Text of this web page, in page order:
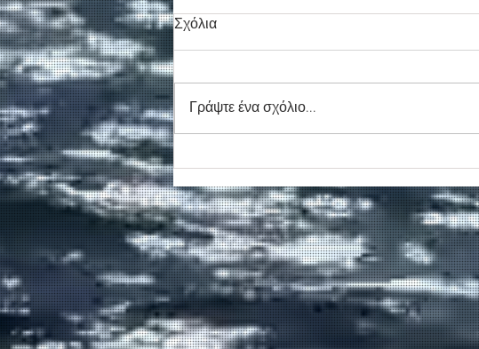
Κασσελάκη στο λιμάνι της
Σούδας
Σχόλια
Γράψτε ένα σχόλιο...